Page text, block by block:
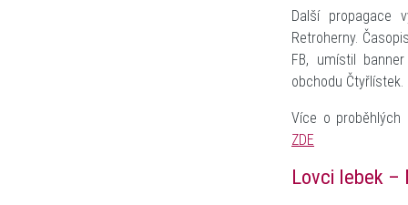
Další propagace
Retroherny.
FB, umístil
obchodu Čtyřlístek.
Více o proběhlých
ZDE
Lovci lebek –